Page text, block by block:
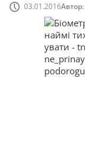
03.01.2016Автор: